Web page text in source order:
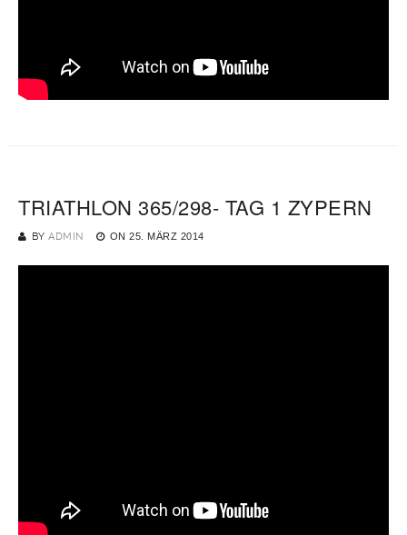
TRIATHLON 365/298- TAG 1 ZYPERN
BY ADMIN ON 25. MÄRZ 2014